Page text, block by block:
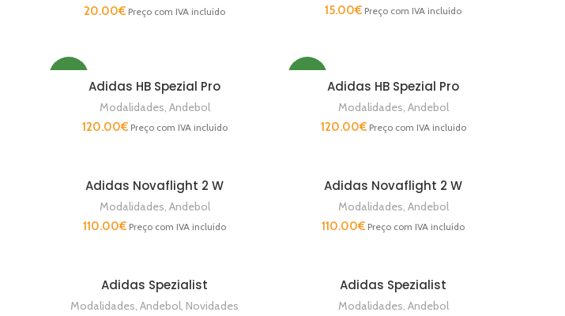
20.00€ Preço com IVA incluído
15.00€ Preço com IVA incluído
VER OPÇÕES
Adidas HB Spezial Pro
Modalidades, Andebol
120.00€ Preço com IVA incluído
VER OPÇÕES
Adidas HB Spezial Pro
Modalidades, Andebol
120.00€ Preço com IVA incluído
VER OPÇÕES
Adidas Novaflight 2 W
Modalidades, Andebol
110.00€ Preço com IVA incluído
VER OPÇÕES
Adidas Novaflight 2 W
Modalidades, Andebol
110.00€ Preço com IVA incluído
VER OPÇÕES
Adidas Spezialist
Modalidades,Andebol, Novidades
VER OPÇÕES
Adidas Spezialist
Modalidades, Andebol